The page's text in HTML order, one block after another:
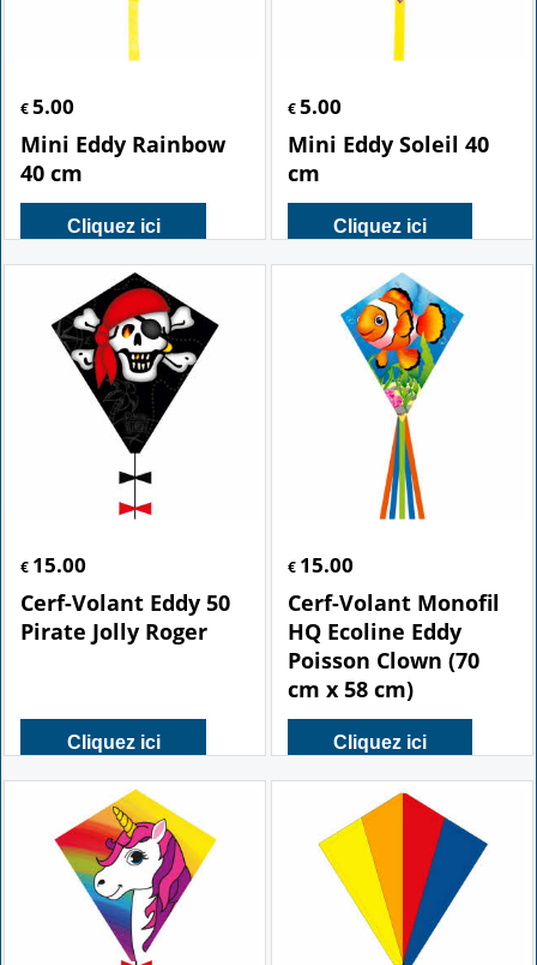
€ 5.00
Mini Eddy Rainbow
40 cm
Cliquez ici
€5.00
Mini Eddy Soleil 40
cm
Cliquez ici
€ 15.00
Cerf-Volant Eddy 50
Pirate Jolly Roger
Cliquez ici
€ 15.00
Cerf-Volant Monofil
HQ Ecoline Eddy
Poisson Clown (70
cm x 58 cm)
Cliquez ici